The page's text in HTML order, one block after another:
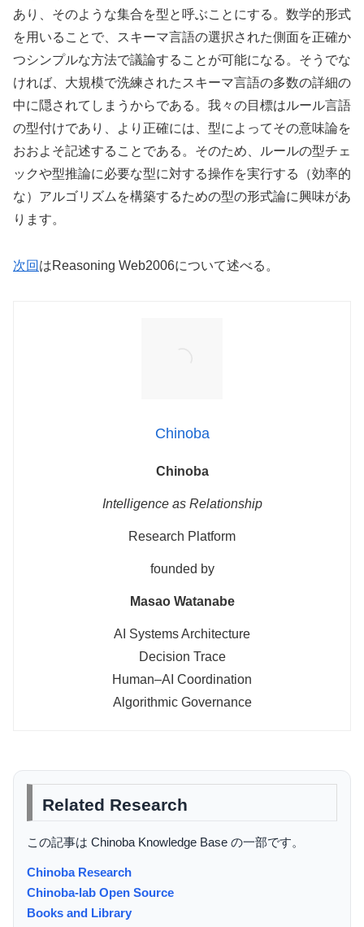
あり、そのような集合を型と呼ぶことにする。数学的形式
を用いることで、スキーマ言語の選択された側面を正確か
つシンプルな方法で議論することが可能になる。そうでな
ければ、大規模で洗練されたスキーマ言語の多数の詳細の
中に隠されてしまうからである。我々の目標はルール言語
の型付けであり、より正確には、型によってその意味論を
おおよそ記述することである。そのため、ルールの型チェ
ックや型推論に必要な型に対する操作を実行する（効率的
な）アルゴリズムを構築するための型の形式論に興味があ
ります。
次回 はReasoning Web2006について述べる。
Chinoba
Chinoba
Intelligence as Relationship
Research Platform
founded by
Masao Watanabe
AI Systems Architecture
Decision Trace
Human–AI Coordination
Algorithmic Governance
Related Research
この記事は Chinoba Knowledge Base の一部です。
Chinoba Research
Chinoba-lab Open Source
Books and Library